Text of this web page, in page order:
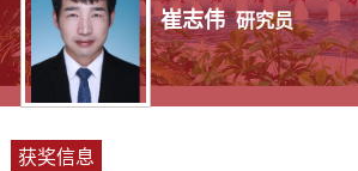
崔志伟 研究员
获奖信息